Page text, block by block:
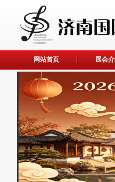
网站首页 展会